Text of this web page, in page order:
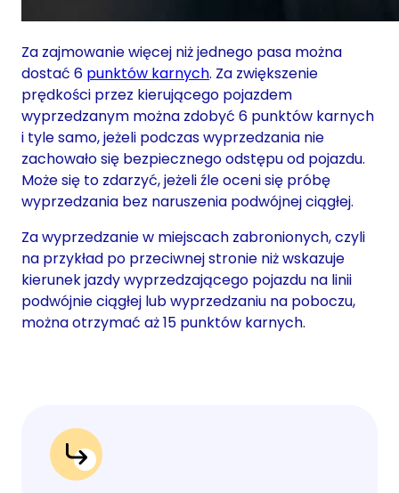
Za zajmowanie więcej niż jednego pasa można
dostać 6 punktów karnych. Za zwiększenie
prędkości przez kierującego pojazdem
wyprzedzanym można zdobyć 6 punktów karnych
i tyle samo, jeżeli podczas wyprzedzania nie
zachowało się bezpiecznego odstępu od pojazdu.
Może się to zdarzyć, jeżeli źle oceni się próbę
wyprzedzania bez naruszenia podwójnej ciągłej.
Za wyprzedzanie w miejscach zabronionych, czyli
na przykład po przeciwnej stronie niż wskazuje
kierunek jazdy wyprzedzającego pojazdu na linii
podwójnie ciągłej lub wyprzedzaniu na poboczu,
można otrzymać aż 15 punktów karnych.